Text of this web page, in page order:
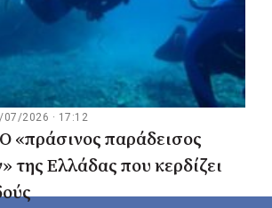
07/2026 · 17:12
«πράσινος παράδεισος
της Ελλάδας που κερδίζει